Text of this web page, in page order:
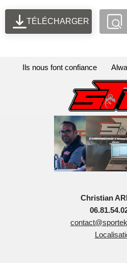
TÉLÉCHARGER
Ils nous font confiance
Christian